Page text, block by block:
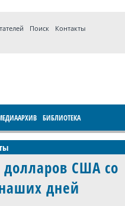
Поиск
Контакты
БИБЛИОТЕКА
США со
дней